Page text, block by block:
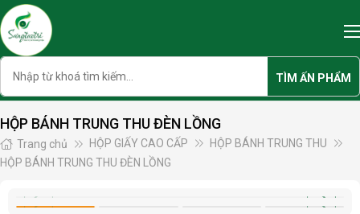
Skip
to
content
TÌM ẤN PHẨM
HỘP BÁNH TRUNG THU ĐÈN LỒNG
Trang chủ HỘP GIẤY CAO CẤP
HỘP BÁNH TRUNG THU
HỘP BÁNH TRUNG THU ĐÈN LỒNG